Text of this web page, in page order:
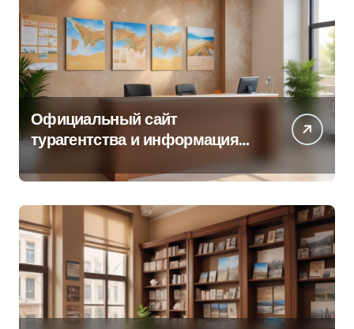
Официальный сайт
турагентства и информация